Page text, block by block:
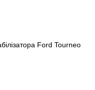
Ford Tourneo